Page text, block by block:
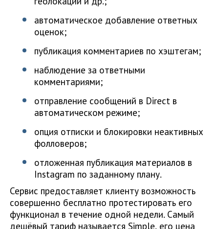
автоматическое добавление ответных
оценок;
публикация комментариев по хэштегам;
наблюдение за ответными
комментариями;
отправление сообщений в Direct в
автоматическом режиме;
опция отписки и блокировки неактивных
фолловеров;
отложенная публикация материалов в
Instagram по заданному плану.
Сервис предоставляет клиенту возможность
совершенно бесплатно протестировать его
функционал в течение одной недели. Самый
дешёвый тариф называется Simple, его цена